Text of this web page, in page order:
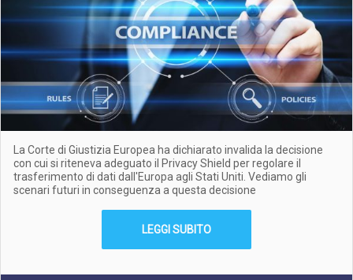
La Corte di Giustizia Europea ha dichiarato invalida la decisione
con cui si riteneva adeguato il Privacy Shield per regolare il
trasferimento di dati dall'Europa agli Stati Uniti. Vediamo gli
scenari futuri in conseguenza a questa decisione
LEGGI SUBITO